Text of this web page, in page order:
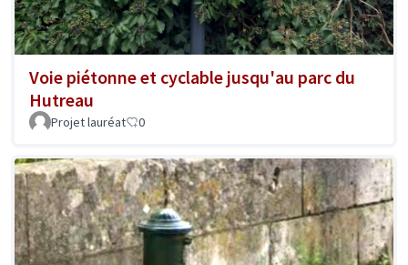
Voie piétonne et cyclable jusqu'au parc du
Hutreau
Projet lauréat 0